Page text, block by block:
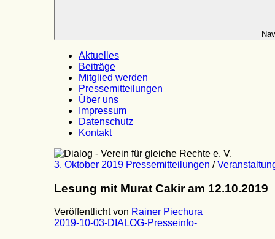
Aktuelles
Beiträge
Mitglied werden
Pressemitteilungen
Über uns
Impressum
Datenschutz
Kontakt
3. Oktober 2019 Pressemitteilungen /
Lesung mit Murat Cakir am 12.10.2019
Veröffentlicht von Rainer Piechura
2019-10-03-DIALOG-Presseinfo-